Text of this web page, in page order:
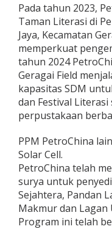
Pada tahun 2023,
Taman Literasi di
Jaya, Kecamatan
memperkuat
tahun 2024
Geragai Field
kapasitas SDM
dan Festival
perpustakaan
PPM PetroChina
Solar Cell.
PetroChina telah
surya untuk
Sejahtera, Pandan
Makmur dan Lagan
Program ini telah